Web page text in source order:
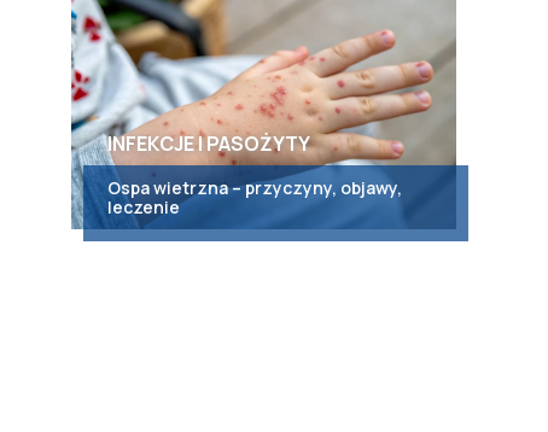
INFEKCJE I PASOŻYTY
Ospa wietrzna – przyczyny, objawy,
leczenie